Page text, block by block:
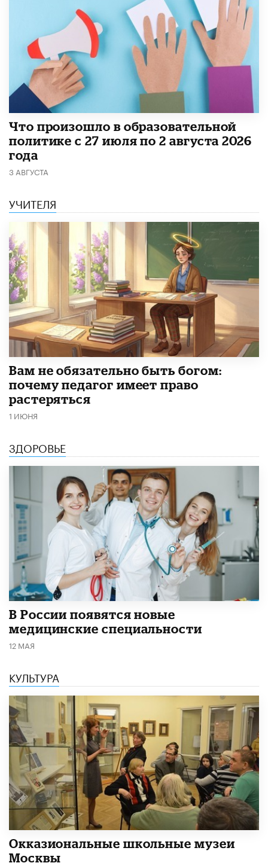
​Что произошло в образовательной
политике с 27 июля по 2 августа 2026
года
3 АВГУСТА
УЧИТЕЛЯ
​Вам не обязательно быть богом:
почему педагог имеет право
растеряться
1 ИЮНЯ
ЗДОРОВЬЕ
В России появятся новые
медицинские специальности
12 МАЯ
КУЛЬТУРА
​Окказиональные школьные музеи
Москвы